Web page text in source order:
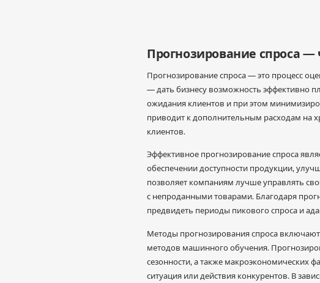
Прогнозирование спроса —
Прогнозирование спроса — это процесс
— дать бизнесу возможность эффективно
ожидания клиентов и при этом
приводит к дополнительным расходам на
клиентов.
Эффективное прогнозирование спроса
обеспечении доступности продукции,
позволяет компаниям лучше управлять
с непроданными товарами. Благодаря
предвидеть периоды пикового спроса и
Методы прогнозирования спроса
методов машинного обучения.
сезонности, а также макроэкономических
ситуация или действия конкурентов. В